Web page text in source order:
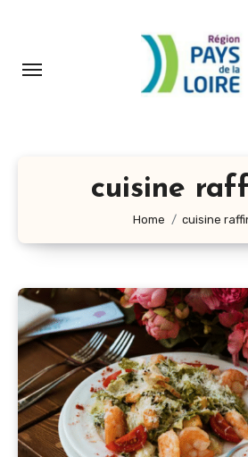
contenu
cuisine
Home cuisine